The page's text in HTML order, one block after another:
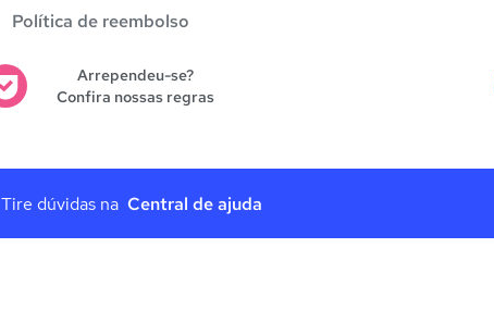
Política de reembolso
Arrependeu-se?
Confira nossas regras
Tire dúvidas na Central de ajuda